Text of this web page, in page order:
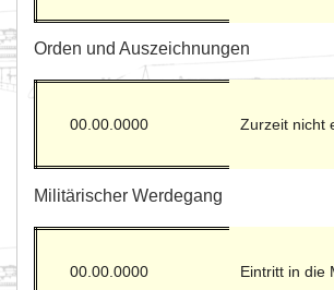
Orden und Auszeichnungen
00.00.0000 Zurzeit nicht
Militärischer Werdegang
00.00.0000 Eintritt in die